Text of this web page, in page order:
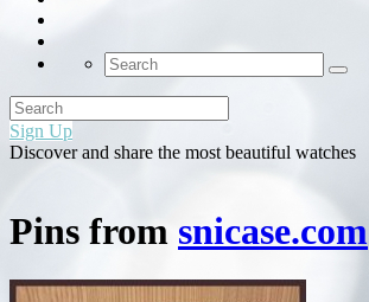
Sign Up
Discover and share the most beautiful watches
Pins from snicase.com